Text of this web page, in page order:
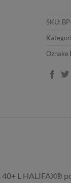
SKU:
Oznake
40+ L HALIFAX®